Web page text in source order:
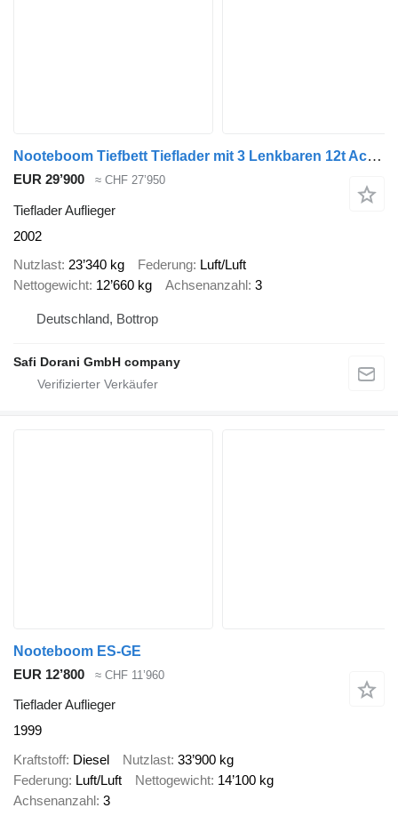
Nooteboom Tiefbett Tieflader mit 3 Lenkbaren 12t Achsen
EUR 29’900 ≈ CHF 27’950
Tieflader Auflieger
2002
Nutzlast 23’340 kg Federung Luft/Luft
Nettogewicht 12’660 kg Achsenanzahl 3
Deutschland, Bottrop
Safi Dorani GmbH company
Nooteboom ES-GE
EUR 12’800
≈ CHF 11’960
Tieflader Auflieger
1999
Kraftstoff Diesel Nutzlast 33’900 kg
Federung Luft/Luft Nettogewicht 14’100 kg
Achsenanzahl 3